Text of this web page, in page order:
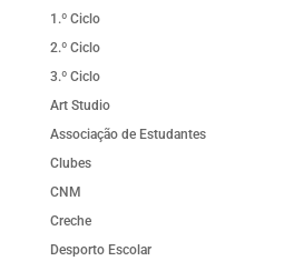
1.º Ciclo
2.º Ciclo
3.º Ciclo
Art Studio
Associação de Estudantes
Clubes
CNM
Creche
Desporto Escolar